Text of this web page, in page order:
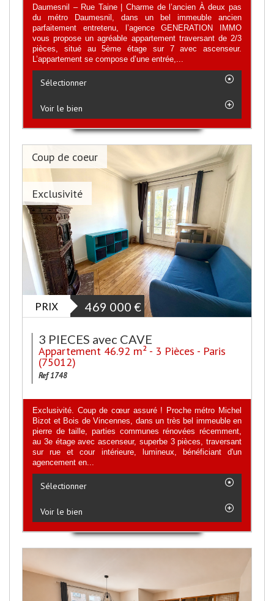
Daumesnil – Rue Taine | Charme de l’ancien À deux pas
du métro Daumesnil, dans un bel immeuble ancien
parfaitement entretenu, l’agence GENERATION IMMO
vous propose un agréable appartement traversant de 2/3
pièces, situé au 5ème étage sur 7 avec ascenseur.
L’appartement se compose d’une entrée,...
Sélectionner
Voir le bien
Exclusivité
Coup de coeur
PRIX 469 000 €
3 PIECES avec CAVE
Appartement 46.92 m² - 3 Pièces - Paris
(75012)
Ref 1748
Exclusivité. Coup de cœur assuré ! Proche métro Michel
Bizot et Bois de Vincennes, dans un très bel immeuble en
pierre de taille, parties communes rénovées récemment,
au 3e étage avec ascenseur, superbe 3 pièces, traversant
sur rue et cour intérieure, lumineux, bénéficiant d'un
agencement en...
Sélectionner
Voir le bien